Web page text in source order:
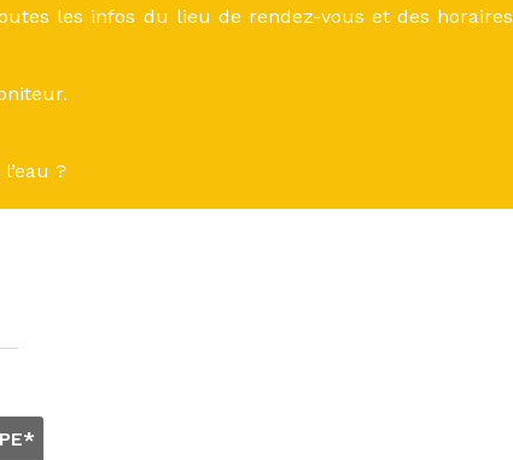
les infos du lieu de rendez-vous et des horaires
?